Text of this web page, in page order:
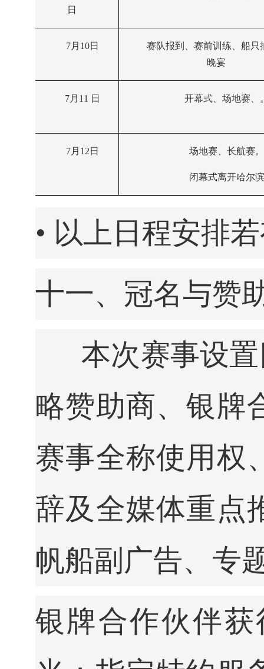
日
7月10日
赛队报到、赛前训练、船只
晚宴
7月11 日 开幕式、场地赛、
7月12日 场地赛、长航赛。
闭幕式离开哈尔滨
• 以上日程安排
十一、冠名与赞
本次赛事设置
略赞助商、银牌
赛事全称使用权
辞及全媒体重点
帆船副广告、专
银牌合作伙伴